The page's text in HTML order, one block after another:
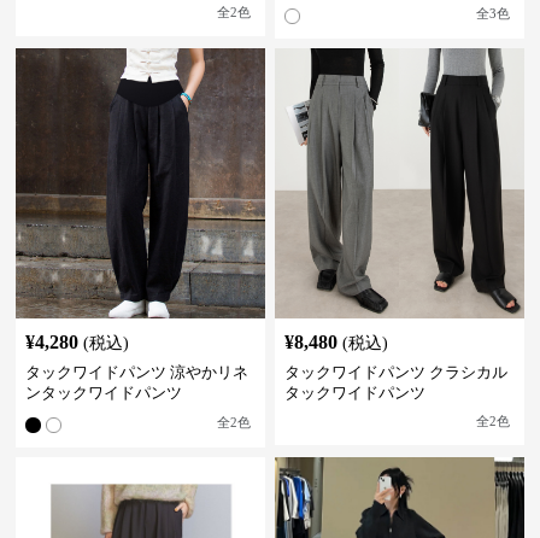
全2色 全3色
¥4,280 (税込)
タックワイドパンツ 涼やかリネ
ンタックワイドパンツ
全2色
¥8,480 (税込)
タックワイドパンツ クラシカル
タックワイドパンツ
全2色